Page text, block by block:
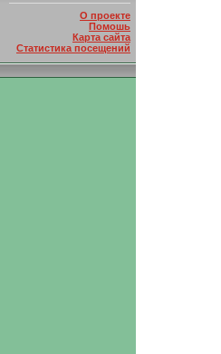
О проекте
Помошь
Карта сайта
Статистика посещений